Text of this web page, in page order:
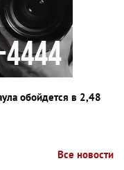
обойдется в 2,48
Все новости